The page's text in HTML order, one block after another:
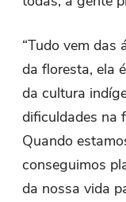
“Tudo vem das
da floresta, ela
da cultura
dificuldades na
Quando
conseguimos
da nossa vida